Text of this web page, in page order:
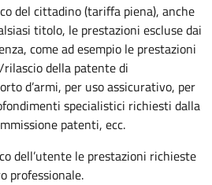
del cittadino (tariffa piena), anche
titolo, le prestazioni escluse dai
come ad esempio le prestazioni
della patente di
d’armi, per uso assicurativo, per
specialistici richiesti dalla
patenti, ecc.
dell’utente le prestazioni richieste
professionale.